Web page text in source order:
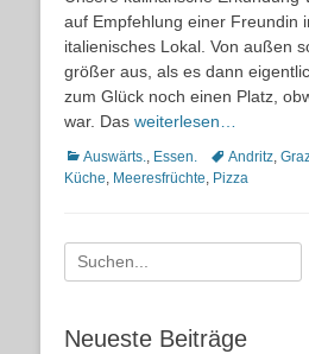
auf Empfehlung einer Freundin
italienisches Lokal. Von außen
größer aus, als es dann
zum Glück noch einen Platz,
war. Das weiterlesen…
Kategorien
Auswärts., Essen. Schlagworte
Andritz,
Küche, Meeresfrüchte, Pizza
Suche
nach:
Neueste Beiträge